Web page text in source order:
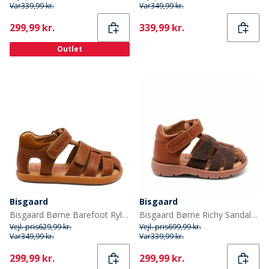
Var339,99 kr.
Current
299,99 kr.
Outlet
Var349,99 kr.
Current
339,99 kr.
Bisgaard
Bisgaard Børne Barefoot Ryle Sandaler Cognac
Vejl. pris629,99 kr.
Var349,99 kr.
Current
299,99 kr.
Bisgaard
Bisgaard Børne Richy Sandaler Cognac
Vejl. pris699,99 kr.
Var339,99 kr.
Current
299,99 kr.